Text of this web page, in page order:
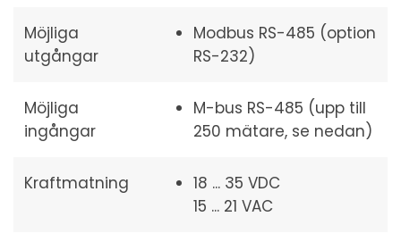
Möjliga
utgångar
Modbus RS-485 (option
RS-232)
Möjliga
ingångar
M-bus RS-485 (upp till
250 mätare, se nedan)
Kraftmatning
18 ... 35 VDC
15 ... 21 VAC